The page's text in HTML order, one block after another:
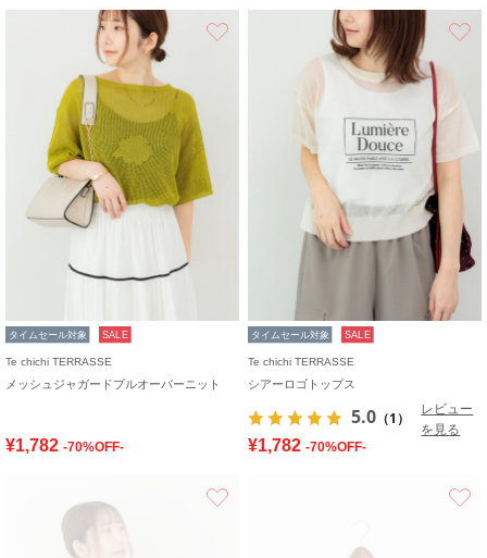
タイムセール対象 SALE
Te chichi TERRASSE
メッシュジャガードプルオーバーニット
¥1,782 -70%OFF-
タイムセール対象 SALE
Te chichi TERRASSE
シアーロゴトップス
5.0 （1）
レビュー
を見る
¥1,782 -70%OFF-